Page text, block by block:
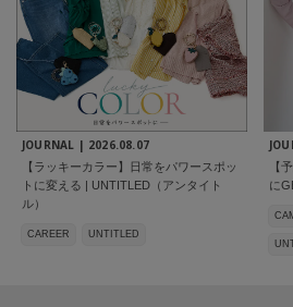
JOURNAL | 2026.08.07
【ラッキーカラー】日常をパワースポッ
トに変える | UNTITLED（アンタイト
ル）
CAREER UNTITLED
【
に